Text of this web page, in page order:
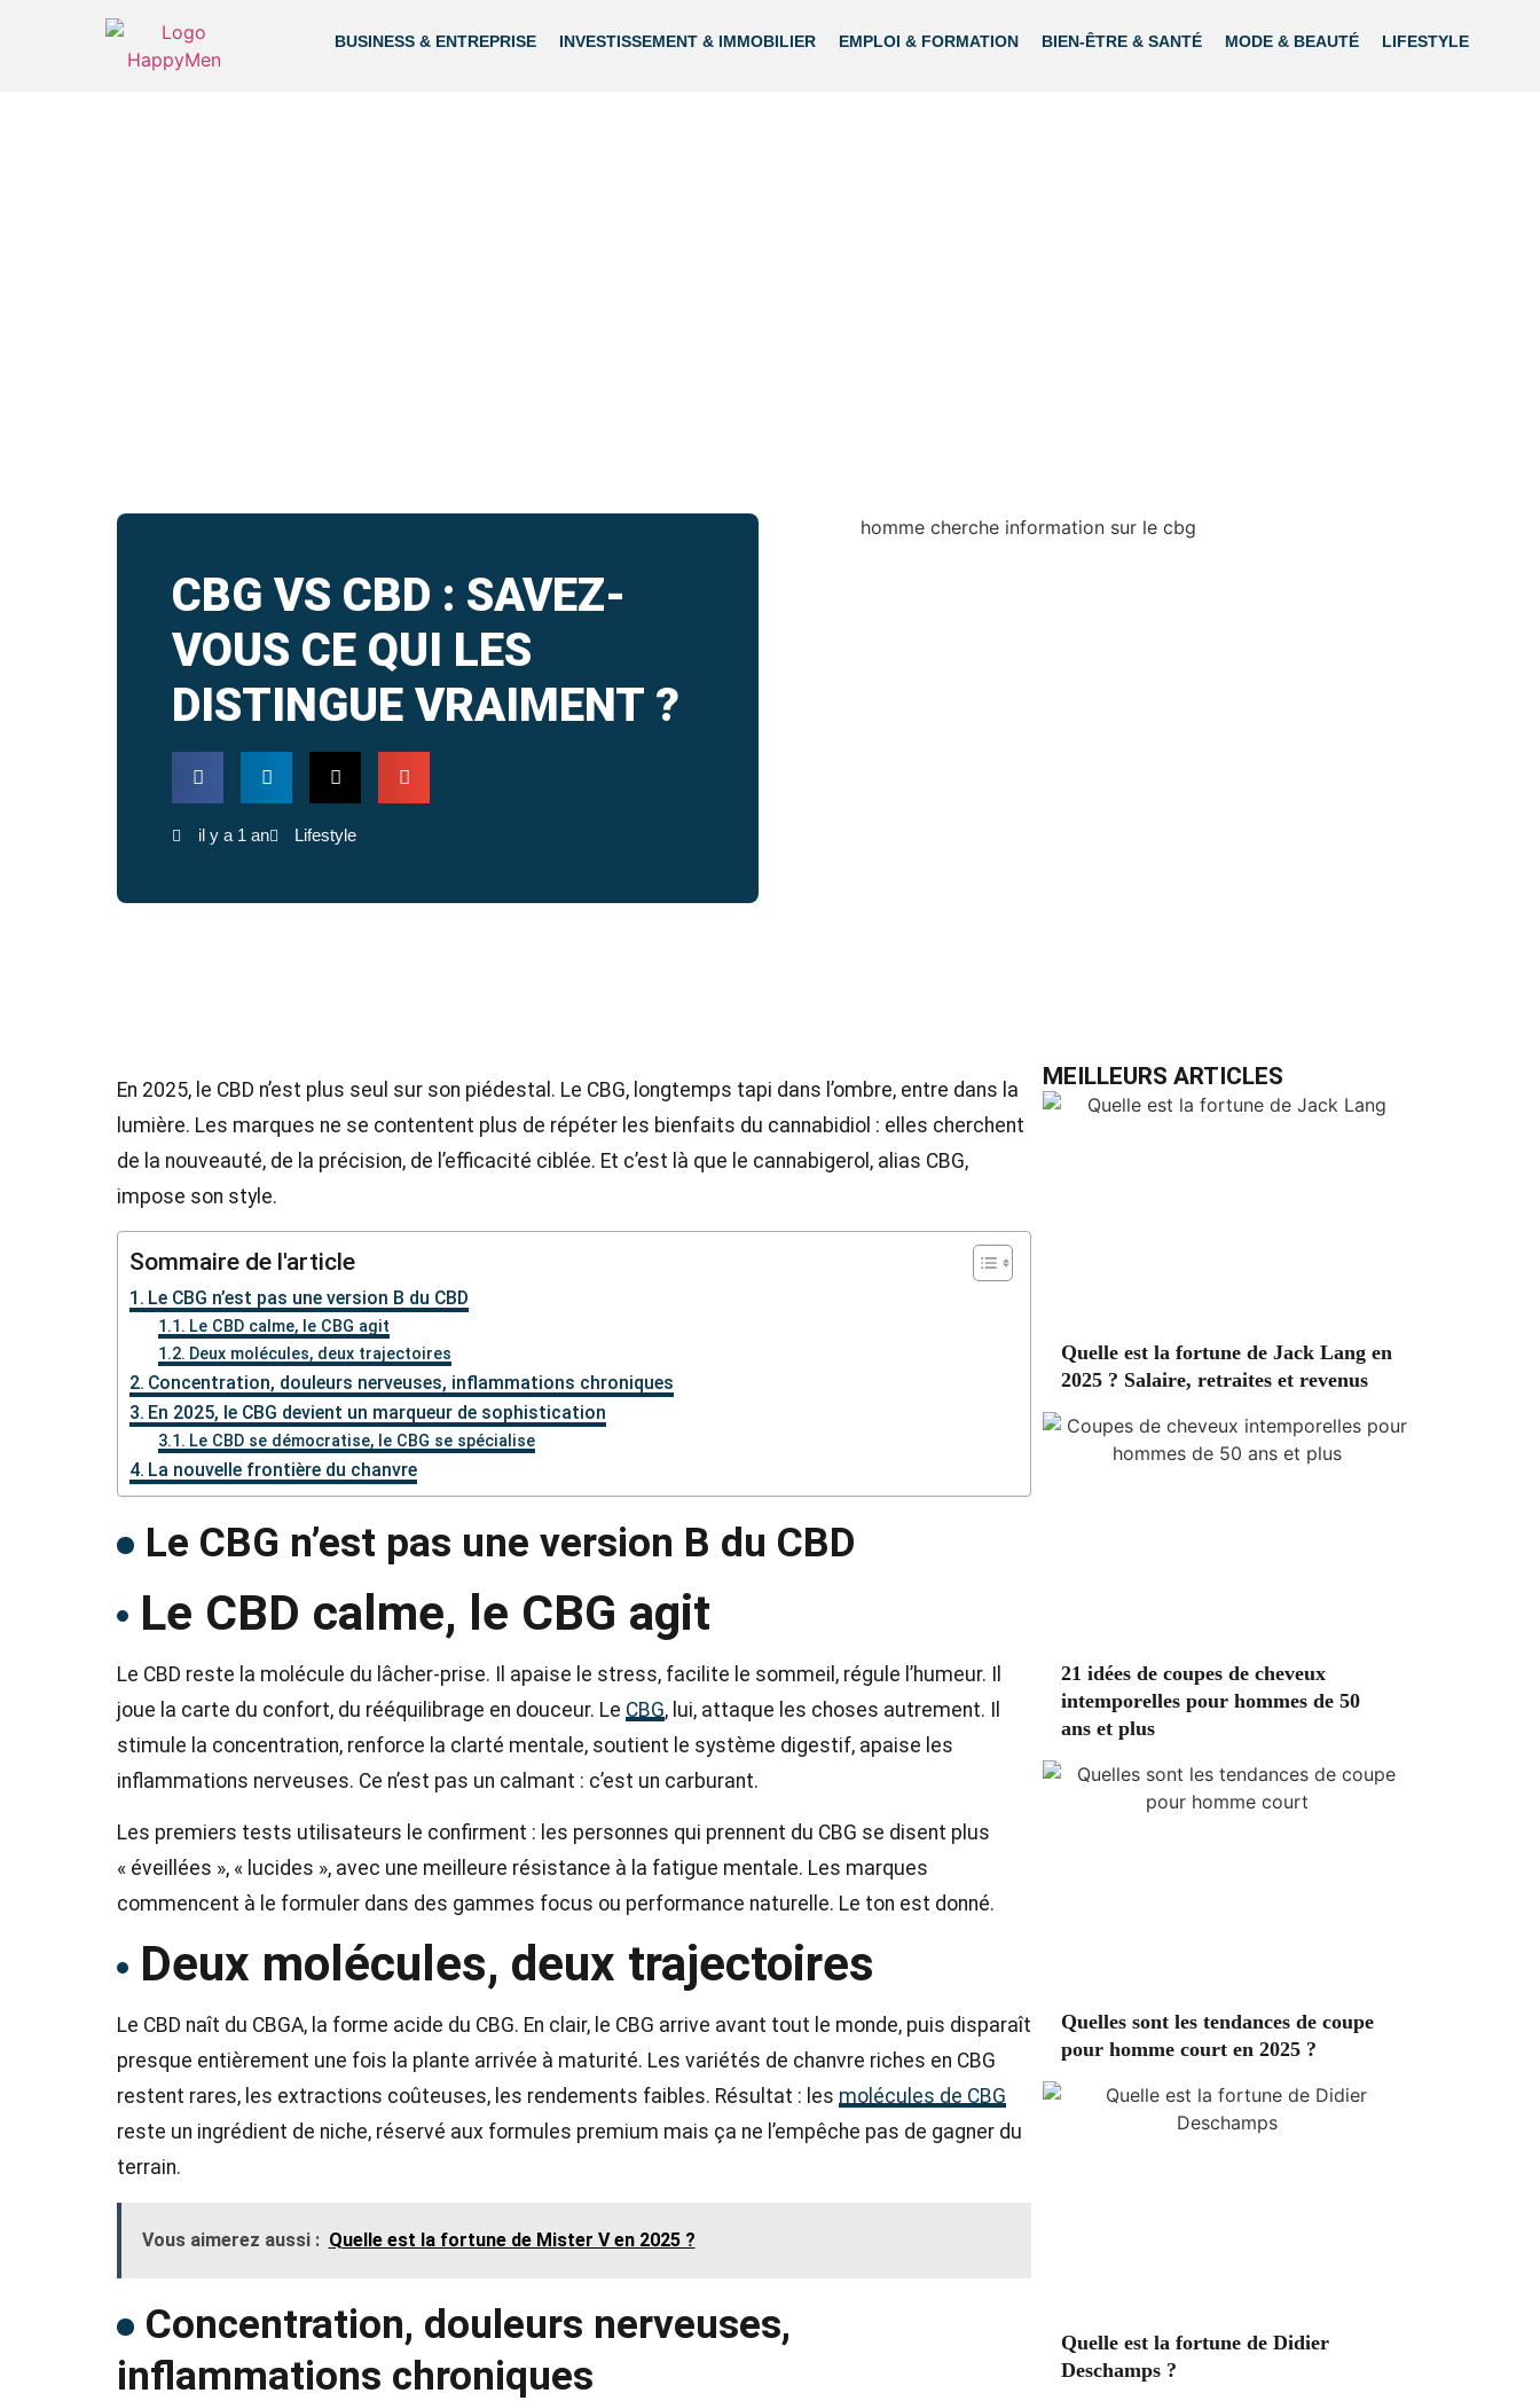
BUSINESS & ENTREPRISE INVESTISSEMENT & IMMOBILIER EMPLOI & FORMATION BIEN-ÊTRE & SANTÉ MODE & BEAUTÉ LIFESTYLE
CBG VS CBD : SAVEZ-
VOUS CE QUI LES
DISTINGUE VRAIMENT ?
il y a 1 an Lifestyle
En 2025, le CBD n’est plus seul sur son piédestal. Le CBG, longtemps tapi dans l’ombre, entre dans la
lumière. Les marques ne se contentent plus de répéter les bienfaits du cannabidiol : elles cherchent
de la nouveauté, de la précision, de l’efficacité ciblée. Et c’est là que le cannabigerol, alias CBG,
impose son style.
Sommaire de l'article
Le CBG n’est pas une version B du CBD
Le CBD calme, le CBG agit
Deux molécules, deux trajectoires
Concentration, douleurs nerveuses, inflammations chroniques
En 2025, le CBG devient un marqueur de sophistication
Le CBD se démocratise, le CBG se spécialise
La nouvelle frontière du chanvre
Le CBG n’est pas une version B du CBD
Le CBD calme, le CBG agit
Le CBD reste la molécule du lâcher-prise. Il apaise le stress, facilite le sommeil, régule l’humeur. Il
joue la carte du confort, du rééquilibrage en douceur. Le CBG, lui, attaque les choses autrement. Il
stimule la concentration, renforce la clarté mentale, soutient le système digestif, apaise les
inflammations nerveuses. Ce n’est pas un calmant : c’est un carburant.
Les premiers tests utilisateurs le confirment : les personnes qui prennent du CBG se disent plus
« éveillées », « lucides », avec une meilleure résistance à la fatigue mentale. Les marques
commencent à le formuler dans des gammes focus ou performance naturelle. Le ton est donné.
Deux molécules, deux trajectoires
Le CBD naît du CBGA, la forme acide du CBG. En clair, le CBG arrive avant tout le monde, puis disparaît
presque entièrement une fois la plante arrivée à maturité. Les variétés de chanvre riches en CBG
restent rares, les extractions coûteuses, les rendements faibles. Résultat : les molécules de CBG
reste un ingrédient de niche, réservé aux formules premium mais ça ne l’empêche pas de gagner du
terrain.
Vous aimerez aussi : Quelle est la fortune de Mister V en 2025 ?
Concentration, douleurs nerveuses,
inflammations chroniques
MEILLEURS ARTICLES
Quelle est la fortune de Jack Lang en
2025 ? Salaire, retraites et revenus
21 idées de coupes de cheveux
intemporelles pour hommes de 50
ans et plus
Quelles sont les tendances de coupe
pour homme court en 2025 ?
Quelle est la fortune de Didier
Deschamps ?